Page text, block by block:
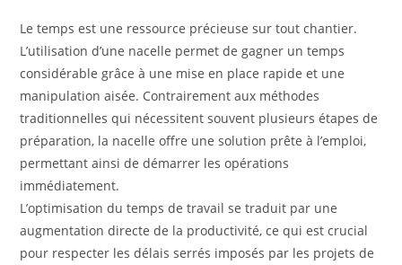
Le temps est une ressource précieuse sur tout chantier.
L’utilisation d’une nacelle permet de gagner un temps
considérable grâce à une mise en place rapide et une
manipulation aisée. Contrairement aux méthodes
traditionnelles qui nécessitent souvent plusieurs étapes de
préparation, la nacelle offre une solution prête à l’emploi,
permettant ainsi de démarrer les opérations
immédiatement.
L’optimisation du temps de travail se traduit par une
augmentation directe de la productivité, ce qui est crucial
pour respecter les délais serrés imposés par les projets de